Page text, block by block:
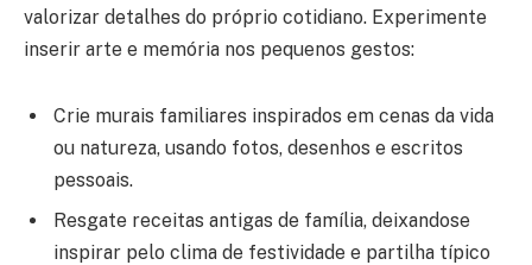
valorizar detalhes do próprio cotidiano. Experimente
inserir arte e memória nos pequenos gestos:
Crie murais familiares inspirados em cenas da vida
ou natureza, usando fotos, desenhos e escritos
pessoais.
Resgate receitas antigas de família, deixandose
inspirar pelo clima de festividade e partilha típico